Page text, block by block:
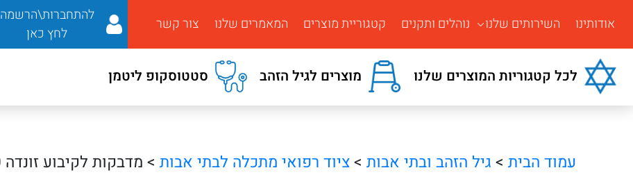
אודותינו השירותים שלנו נוהלים ותקנים קטגוריית מוצרים המאמרים שלנו צור קשר
להתחברות\הרשמה
לחץ כאן
לכל קטגוריות המוצרים שלנו מוצרים לגיל הזהב סטטוסקופ ליטמן
עמוד הבית > גיל הזהב ובתי אבות >ציוד רפואי מתכלה לבתי אבות > מדבקות לקיבוע זונדה SondaFix – 100 יחידות סטריליות